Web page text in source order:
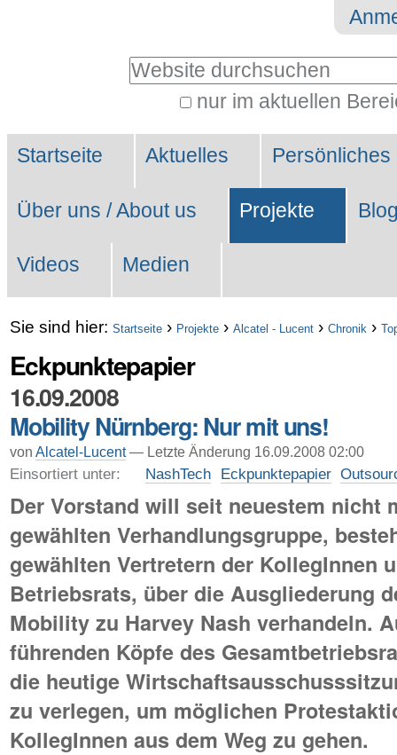
Direkt
zur
Werkzeuge
Website durchsuchen
nur im aktuellen
Suche…
Sektionen
Startseite Aktuelles Persönliches
Über uns / About us Projekte
Videos Medien
Sie sind hier: Startseite › Projekte › Alcatel - Lucent › Chronik ›
Eckpunktepapier
16.09.2008
Mobility Nürnberg: Nur mit uns!
von Alcatel-Lucent— Letzte Änderung 16.09.2008 02:00
Einsortiert unter: NashTech Eckpunktepapier
Der Vorstand will seit neuestem nicht
gewählten Verhandlungsgruppe,
gewählten Vertretern der KollegInnen
Betriebsrats, über die Ausgliederung
Mobility zu Harvey Nash verhandeln.
führenden Köpfe des
die heutige
zu verlegen, um möglichen
KollegInnen aus dem Weg zu gehen.